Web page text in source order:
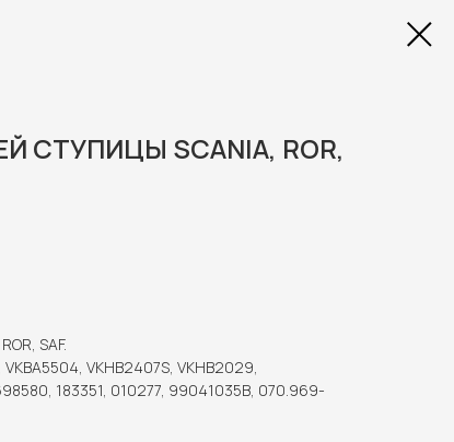
SCANIA, ROR,
SAF.
VKHB2407S, VKHB2029,
183351, 010277, 99041035B, 070.969-